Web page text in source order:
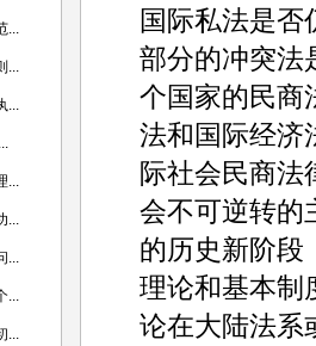
国际私法是否
部分的冲突法
个国家的民商
法和国际经济
际社会民商法
会不可逆转的
的历史新阶段
理论和基本制
论在大陆法系
...
...
...
...
...
...
...
...